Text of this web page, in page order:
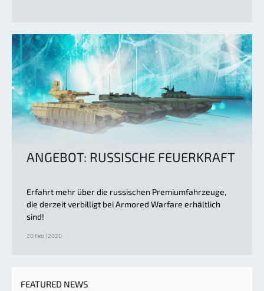
ANGEBOT: RUSSISCHE FEUERKRAFT
Erfahrt mehr über die russischen Premiumfahrzeuge,
die derzeit verbilligt bei Armored Warfare erhältlich
sind!
20 Feb | 2020
FEATURED NEWS